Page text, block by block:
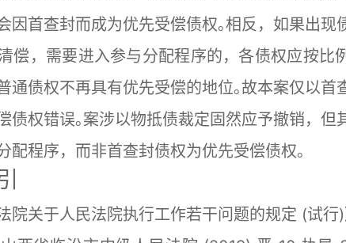
因首查封而成为优先受偿债权｡相反，如果出现
偿，需要进入参与分配程序的，各债权应按比
通债权不再具有优先受偿的地位｡故本案仅以首
债权错误｡案涉以物抵债裁定固然应予撤销，但
配程序，而非首查封债权为优先受偿债权｡
关于人民法院执行工作若干问题的规定 (试行